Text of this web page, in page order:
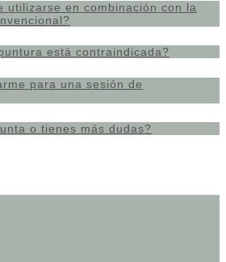
utilizarse en combinación con la
está contraindicada?
para una sesión de
o tienes más dudas?